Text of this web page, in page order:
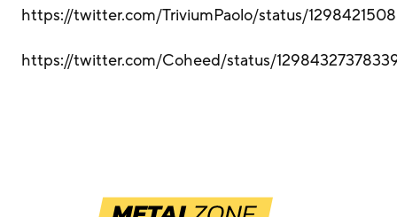
https://twitter.com/TriviumPaolo/status/
https://twitter.com/Coheed/status/